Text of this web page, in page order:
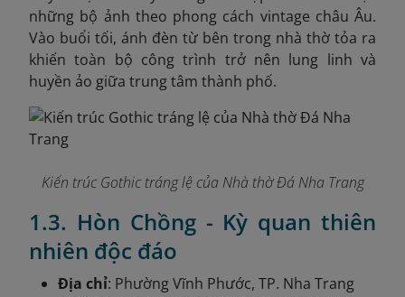
những bộ ảnh theo phong cách vintage châu Âu.
Vào buổi tối, ánh đèn từ bên trong nhà thờ tỏa ra
khiến toàn bộ công trình trở nên lung linh và
huyền ảo giữa trung tâm thành phố.
Kiến trúc Gothic tráng lệ của Nhà thờ Đá Nha Trang
1.3. Hòn Chồng - Kỳ quan thiên
nhiên độc đáo
Địa chỉ: Phường Vĩnh Phước, TP. Nha Trang